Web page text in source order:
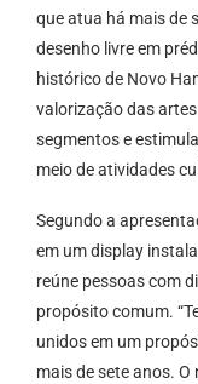
que atua há mais de
desenho livre em
histórico de Novo
valorização das
segmentos e
meio de atividades
Segundo a
em um display
reúne pessoas com
propósito comum.
unidos em um
mais de sete anos.